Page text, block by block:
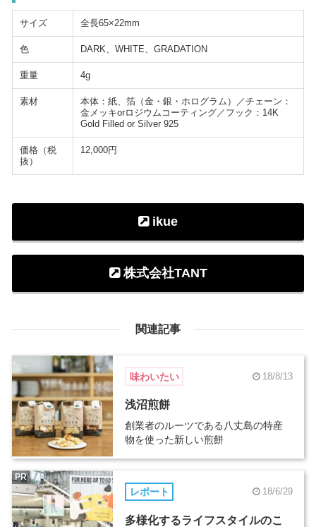
サイズ 全長65×22mm
色 DARK、WHITE、GRADATION
重量 4g
素材
本体：紙、箔（金・銀・ホログラム）／チェーン：
金メッキorロジウムコーティング／フック：14K
Gold Filled or Silver 925
価格（税
抜）
12,000円
ikue
株式会社TANT
関連記事
味わいたい 18/8/13
浅沼煎餅
創業者のルーツである八丈島の特産
物を使った新しい煎餅
レポート 18/6/29
多様化するライフスタイルのこ
PR